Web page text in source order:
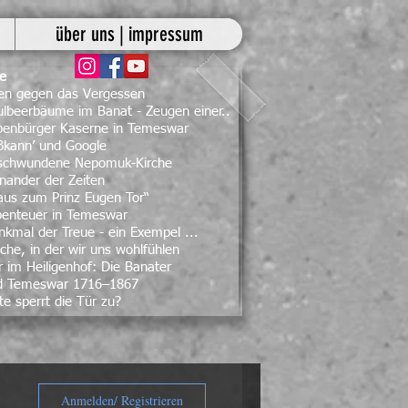
über uns | impressum
gegen das Vergessen
im Banat - Zeugen einer..
Kaserne in Temeswar
und Google
Nepomuk-Kirche
der Zeiten
zum Prinz Eugen Tor“
in Temeswar
der Treue - ein Exempel ...
in der wir uns wohlfühlen
im Heiligenhof: Die Banater
Temeswar 1716–1867
sperrt die Tür zu?
Anmelden/ Registrieren